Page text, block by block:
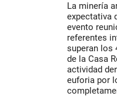
La minería
expectativa
evento
referentes
superan los
de la Casa
actividad
euforia por